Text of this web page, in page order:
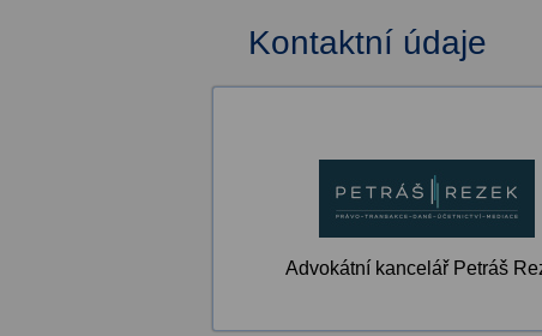
Kontaktní údaje
Advokátní kancelář Petráš